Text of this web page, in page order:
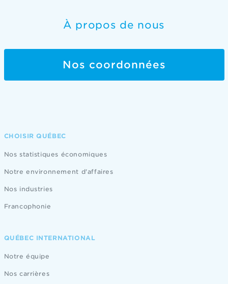
À propos de nous
Nos coordonnées
CHOISIR QUÉBEC
Nos statistiques économiques
Notre environnement d'affaires
Nos industries
Francophonie
QUÉBEC INTERNATIONAL
Notre équipe
Nos carrières